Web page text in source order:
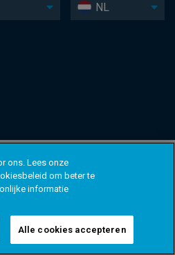
NL
ons. Lees onze
om beter te
informatie
Alle cookies accepteren